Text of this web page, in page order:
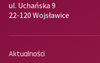
ul. Uchańska 9
22-120 Wojsławice
Aktualności